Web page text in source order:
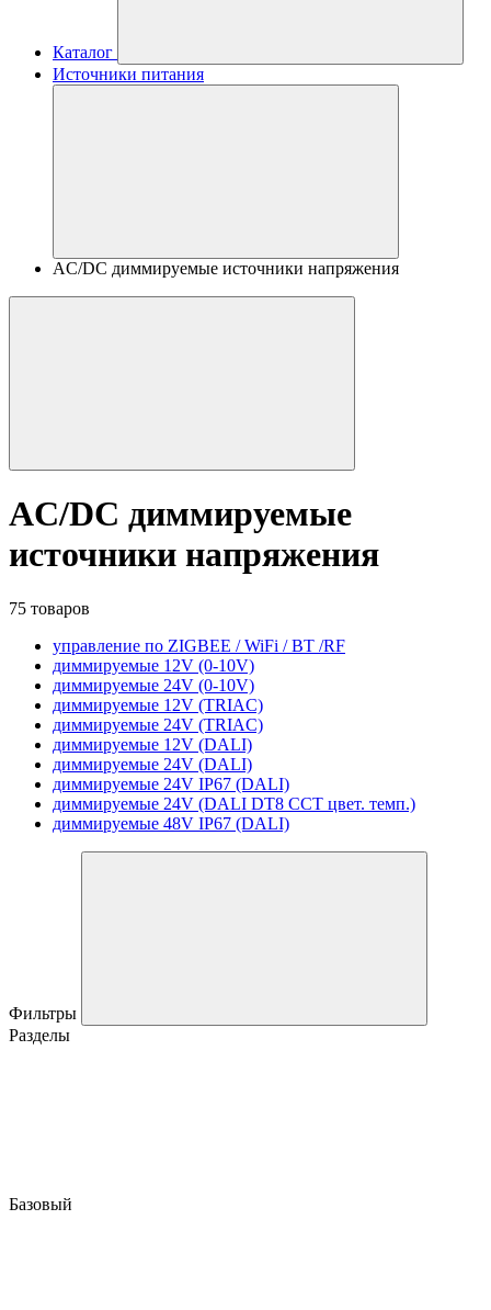
Каталог
Источники питания
AC/DC диммируемые источники напряжения
AC/DC диммируемые
источники напряжения
75 товаров
управление по ZIGBEE / WiFi / BT /RF
диммируемые 12V (0-10V)
диммируемые 24V (0-10V)
диммируемые 12V (TRIAC)
диммируемые 24V (TRIAC)
диммируемые 12V (DALI)
диммируемые 24V (DALI)
диммируемые 24V IP67 (DALI)
диммируемые 24V (DALI DT8 CCT цвет. темп.)
диммируемые 48V IP67 (DALI)
Фильтры
Разделы
Базовый